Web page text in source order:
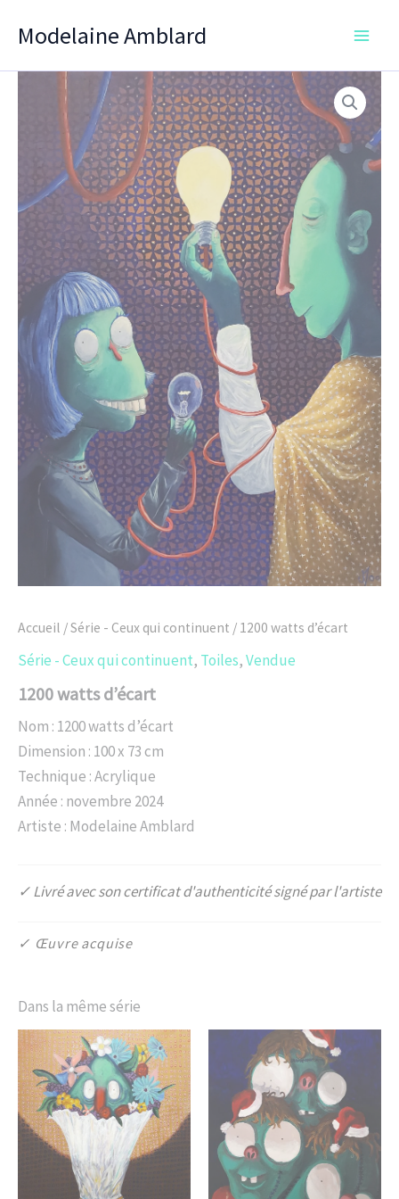
Modelaine Amblard
Accueil /Série - Ceux qui continuent / 1200 watts d’écart
Série - Ceux qui continuent, Toiles,Vendue
1200 watts d’écart
Nom : 1200 watts d’écart
Dimension : 100 x 73 cm
Technique : Acrylique
Année : novembre 2024
Artiste : Modelaine Amblard
✓ Livré avec son certificat d'authenticité signé par l'artiste
✓ Œuvre acquise
Dans la même série